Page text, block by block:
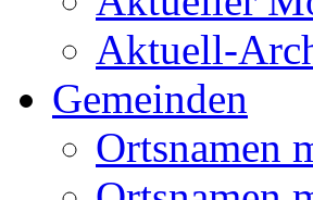
Aktuell-
Gemeinden
Ortsnamen